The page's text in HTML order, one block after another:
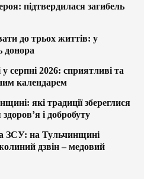
підтвердилася загибель
до трьох життів: у
донора
серпні 2026: сприятливі та
календарем
які традиції збереглися
і добробуту
ЗСУ: на Тульчинщині
дзвін – медовий